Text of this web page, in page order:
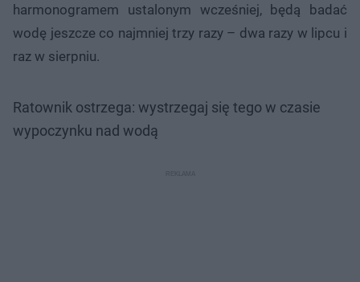
harmonogramem ustalonym wcześniej, będą badać
wodę jeszcze co najmniej trzy razy – dwa razy w lipcu i
raz w sierpniu.
Ratownik ostrzega: wystrzegaj się tego w czasie
wypoczynku nad wodą